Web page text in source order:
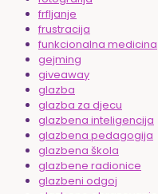
frfljanje
frustracija
funkcionalna medicina
gejming
giveaway
glazba
glazba za djecu
glazbena inteligencija
glazbena pedagogija
glazbena škola
glazbene radionice
glazbeni odgoj